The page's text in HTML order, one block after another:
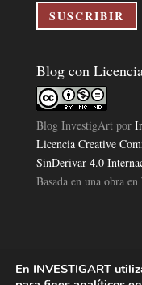
electrónico
SUSCRIBIR
Blog con
Blog InvestigArtpor
Licencia Creative
SinDerivar 4.0
Basada en una obra en
Política de
En INVESTIGART